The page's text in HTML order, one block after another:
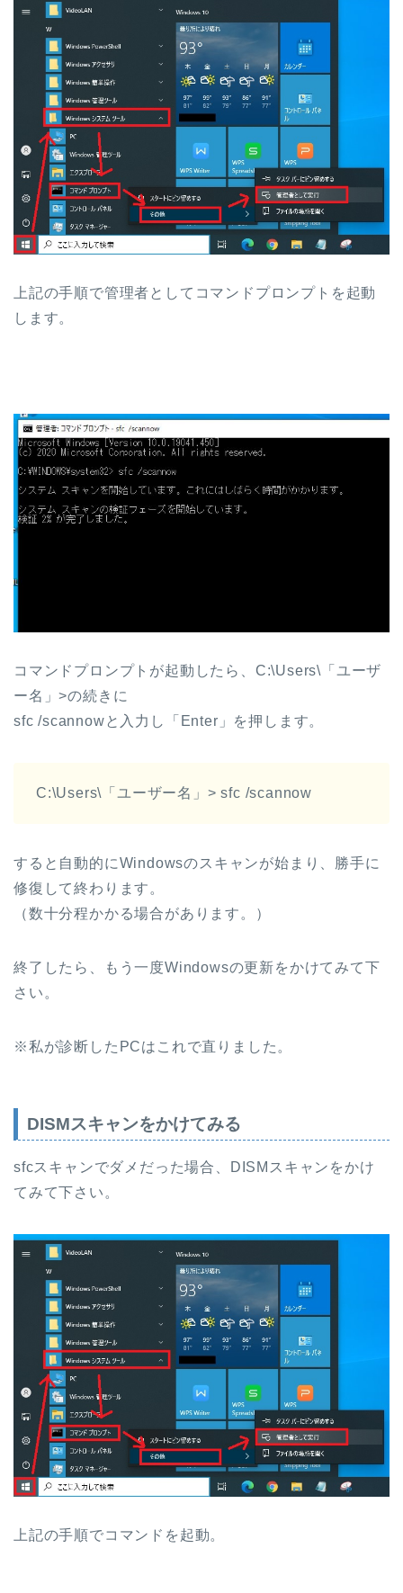
上記の手順で管理者としてコマンドプロンプトを起動
します。
コマンドプロンプトが起動したら、C:\Users\「ユーザ
ー名」>の続きに
sfc /scannowと入力し「Enter」を押します。
C:\Users\「ユーザー名」> sfc /scannow
すると自動的にWindowsのスキャンが始まり、勝手に
修復して終わります。
（数十分程かかる場合があります。）
終了したら、もう一度Windowsの更新をかけてみて下
さい。
※私が診断したPCはこれで直りました。
DISMスキャンをかけてみる
sfcスキャンでダメだった場合、DISMスキャンをかけ
てみて下さい。
上記の手順でコマンドを起動。